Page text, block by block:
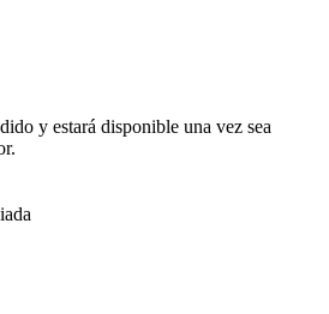
y estará disponible una vez sea